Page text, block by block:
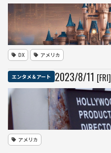
DX アメリカ
エンタメ＆アート 2023/8/11 [FRI]
アメリカ